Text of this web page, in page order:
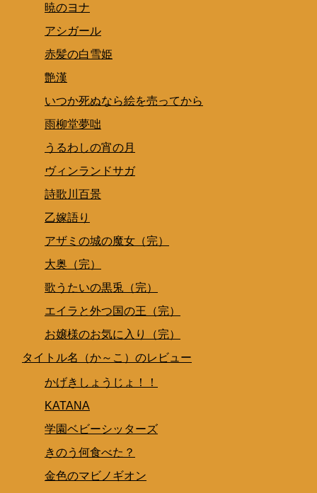
暁のヨナ
アシガール
赤髪の白雪姫
艶漢
いつか死ぬなら絵を売ってから
雨柳堂夢咄
うるわしの宵の月
ヴィンランドサガ
詩歌川百景
乙嫁語り
アザミの城の魔女（完）
大奥（完）
歌うたいの黒兎（完）
エイラと外つ国の王（完）
お嬢様のお気に入り（完）
タイトル名（か～こ）のレビュー
かげきしょうじょ！！
KATANA
学園ベビーシッターズ
きのう何食べた？
金色のマビノギオン